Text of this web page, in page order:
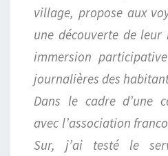
village, propose aux
une découverte de
immersion
journalières des
Dans le cadre d’une
avec l’association
Sur, j’ai testé le